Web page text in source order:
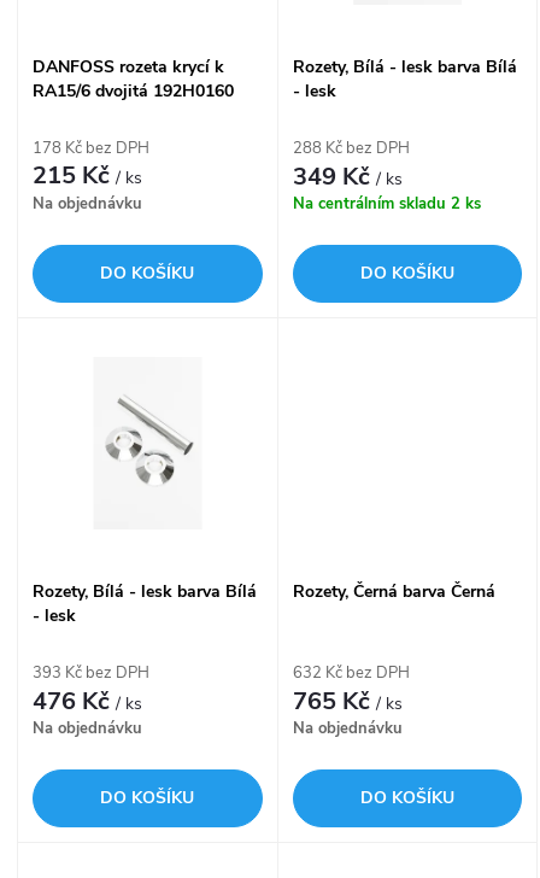
p
o
d
s
o
d
DANFOSS rozeta krycí k
RA15/6 dvojitá 192H0160
178 Kč bez DPH
215 Kč/ ks
Na objednávku
DO KOŠÍKU
Rozety, Bílá - lesk barva Bílá
- lesk
288 Kč bez DPH
349 Kč/ ks
Na centrálním skladu 2 ks
DO KOŠÍKU
Rozety, Bílá - lesk barva Bílá
- lesk
393 Kč bez DPH
476 Kč/ ks
Na objednávku
DO KOŠÍKU
Rozety, Černá barva Černá
632 Kč bez DPH
765 Kč/ ks
Na objednávku
DO KOŠÍKU